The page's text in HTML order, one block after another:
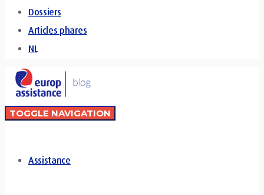
Dossiers
Articles phares
NL
TOGGLE NAVIGATION
Assistance